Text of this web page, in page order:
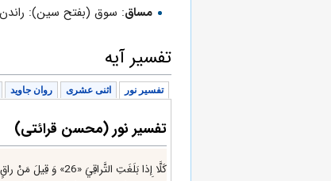
مساق: سوق (بفتح سين):
تفسیر آیه
تفسیر نور اثنی عشری روان جاوید
تفسیر نور (محسن قرائتی)